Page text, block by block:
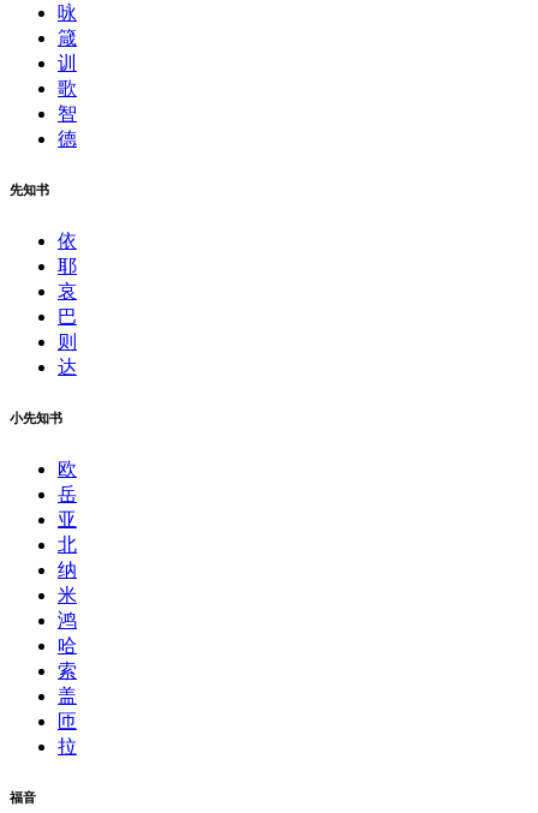
咏
箴
训
歌
智
德
先知书
依
耶
哀
巴
则
达
小先知书
欧
岳
亚
北
纳
米
鸿
哈
索
盖
匝
拉
福音